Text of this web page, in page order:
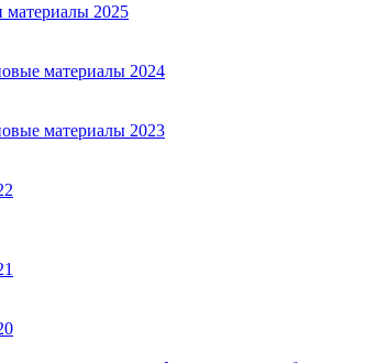
2025
материалы 2024
материалы 2023